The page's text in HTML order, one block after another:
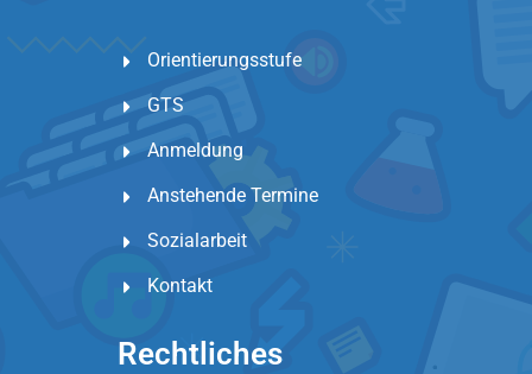
Orientierungsstufe
GTS
Anmeldung
Anstehende Termine
Sozialarbeit
Kontakt
Rechtliches